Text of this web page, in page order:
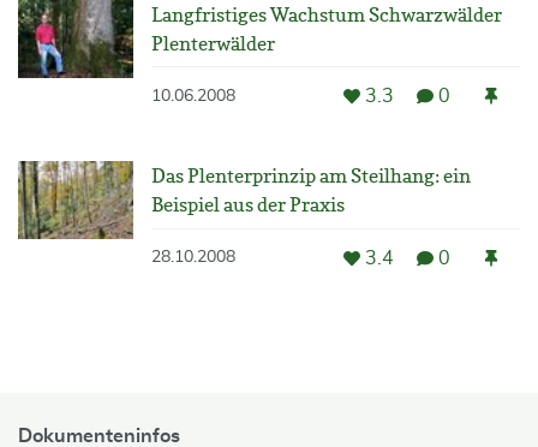
Langfristiges Wachstum Schwarzwälder
Plenterwälder
10.06.2008 3.3 0
Das Plenterprinzip am Steilhang: ein
Beispiel aus der Praxis
28.10.2008 3.4 0
Dokumenteninfos